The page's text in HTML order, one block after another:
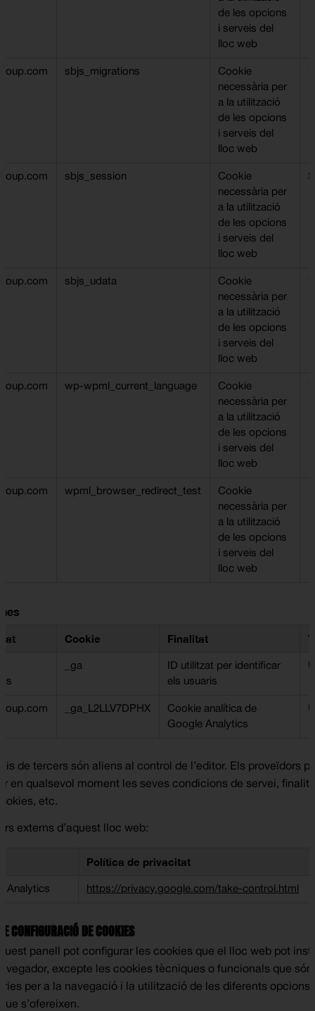
de les opcions
i serveis del
lloc web
sbjs_migrations
Cookie
necessària per
a la utilització
de les opcions
i serveis del
lloc web
sbjs_session
Cookie
necessària per
a la utilització
de les opcions
i serveis del
lloc web
sbjs_udata
Cookie
necessària per
a la utilització
de les opcions
i serveis del
lloc web
wp-wpml_current_language
Cookie
necessària per
a la utilització
de les opcions
i serveis del
lloc web
wpml_browser_redirect_test
Cookie
necessària per
a la utilització
de les opcions
i serveis del
lloc web
Cookie Finalitat
_ga
ID utilitzat per identificar
els usuaris
_ga_L2LLV7DPHX
Cookie analítica de
Google Analytics
de tercers són aliens al control de l’editor. Els proveïdors
en qualsevol moment les seves condicions de servei,
etc.
externs d’aquest lloc web:
Política de privacitat
Analytics https://privacy.google.com/take-control.html
CONFIGURACIÓ DE COOKIES
panell pot configurar les cookies que el lloc web pot
excepte les cookies tècniques o funcionals que són
per a la navegació i la utilització de les diferents opcions
s’ofereixen.